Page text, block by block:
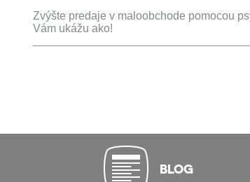
Zvýšte predaje v maloobchode pomocou
Vám ukážu ako!
BLOG